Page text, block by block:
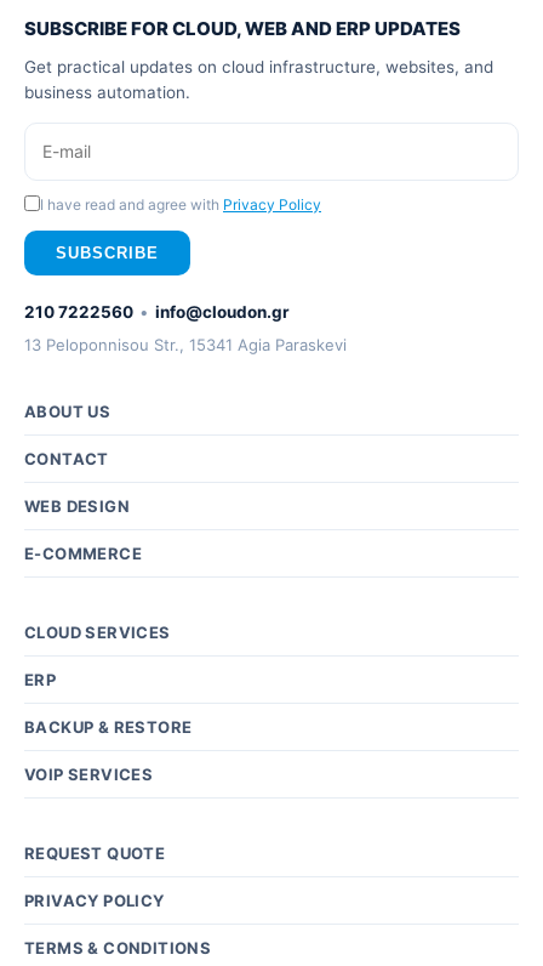
SUBSCRIBE FOR CLOUD, WEB AND ERP UPDATES
Get practical updates on cloud infrastructure, websites, and
business automation.
I have read and agree with Privacy Policy
SUBSCRIBE
210 7222560 • info@cloudon.gr
13 Peloponnisou Str., 15341 Agia Paraskevi
ABOUT US
CONTACT
WEB DESIGN
E-COMMERCE
CLOUD SERVICES
ERP
BACKUP & RESTORE
VOIP SERVICES
REQUEST QUOTE
PRIVACY POLICY
TERMS & CONDITIONS